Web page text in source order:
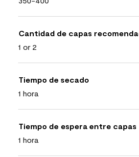
Cantidad de capas
1 or 2
Tiempo de secado
1 hora
Tiempo de espera entre capas
1 hora